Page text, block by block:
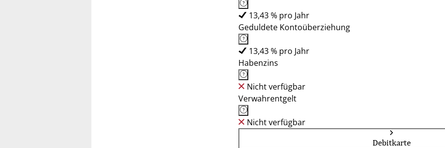
13,43 % pro Jahr
Geduldete Kontoüberziehung
13,43 % pro Jahr
Habenzins
Nicht verfügbar
Verwahrentgelt
Nicht verfügbar
Debitkarte